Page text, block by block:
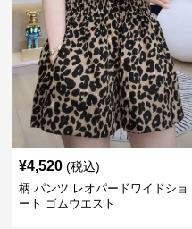
¥4,520 (税込)
柄 パンツ レオパードワイドショ
ート ゴムウエスト